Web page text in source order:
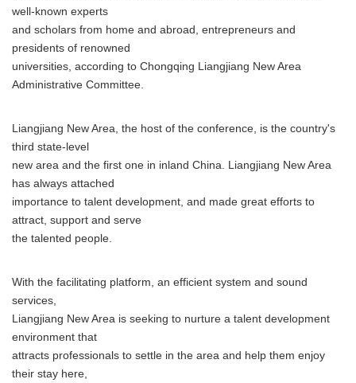
well-known experts
and scholars from home and abroad, entrepreneurs and
presidents of renowned
universities, according to Chongqing Liangjiang New Area
Administrative Committee.
Liangjiang New Area, the host of the conference, is the country's
third state-level
new area and the first one in inland China. Liangjiang New Area
has always attached
importance to talent development, and made great efforts to
attract, support and serve
the talented people.
With the facilitating platform, an efficient system and sound
services,
Liangjiang New Area is seeking to nurture a talent development
environment that
attracts professionals to settle in the area and help them enjoy
their stay here,